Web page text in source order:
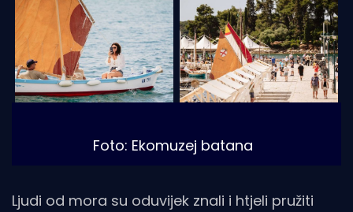
Foto: Ekomuzej batana
Ljudi od mora su oduvijek znali i htjeli pružiti